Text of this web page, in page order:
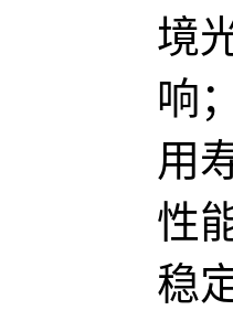
境
响
用
性
稳